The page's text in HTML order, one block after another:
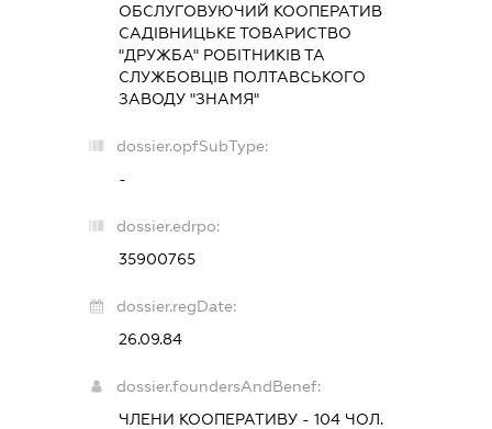
ОБСЛУГОВУЮЧИЙ КООПЕРАТИВ
САДІВНИЦЬКЕ ТОВАРИСТВО
"ДРУЖБА" РОБІТНИКІВ ТА
СЛУЖБОВЦІВ ПОЛТАВСЬКОГО
ЗАВОДУ "ЗНАМЯ"
dossier.opfSubType:
-
dossier.edrpo:
35900765
dossier.regDate:
26.09.84
dossier.foundersAndBenef:
ЧЛЕНИ КООПЕРАТИВУ - 104 ЧОЛ.